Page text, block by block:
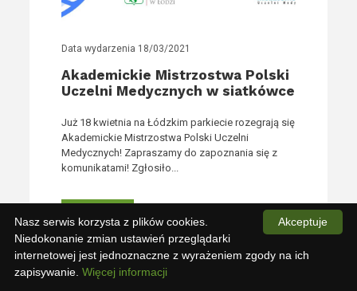
Data wydarzenia 18/03/2021
Akademickie Mistrzostwa Polski
Uczelni Medycznych w siatkówce
Już 18 kwietnia na Łódzkim parkiecie rozegrają się
Akademickie Mistrzostwa Polski Uczelni
Medycznych! Zapraszamy do zapoznania się z
komunikatami! Zgłosiło...
+ WIĘCEJ Akceptuje
Nasz serwis korzysta z plików cookies.
Niedokonanie zmian ustawień przeglądarki
internetowej jest jednoznaczne z wyrażeniem zgody na ich
zapisywanie. Więcej informacji